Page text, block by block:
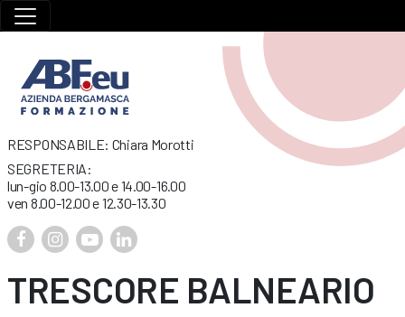
RESPONSABILE: Chiara Morotti
SEGRETERIA:
lun-gio 8.00-13.00 e 14.00-16.00
ven 8.00-12.00 e 12.30-13.30
TRESCORE BALNEARIO